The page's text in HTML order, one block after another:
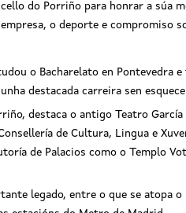
do Porriño para honrar a súa
o deporte e compromiso
o Bacharelato en
destacada carreira sen
destaca o antigo Teatro
de Cultura, Lingua e
de Palacios como o Templo
legado, entre o que se atopa